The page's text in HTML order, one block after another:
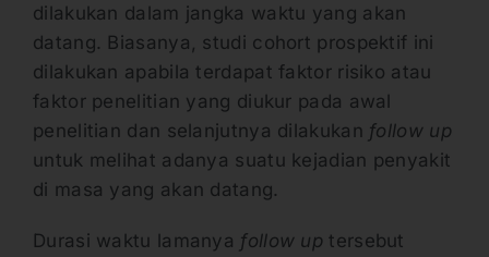
dilakukan dalam jangka waktu yang akan
datang. Biasanya, studi cohort prospektif ini
dilakukan apabila terdapat faktor risiko atau
faktor penelitian yang diukur pada awal
penelitian dan selanjutnya dilakukan follow up
untuk melihat adanya suatu kejadian penyakit
di masa yang akan datang.
Durasi waktu lamanya follow up tersebut